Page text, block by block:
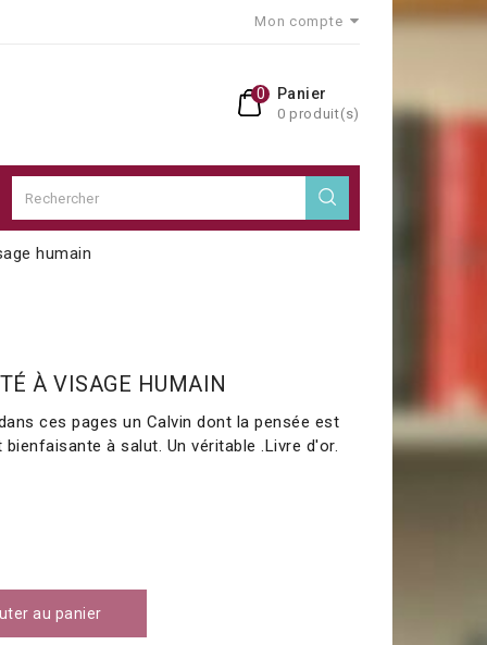
Mon compte
Panier
0 produit(s)
0
humain
À VISAGE HUMAIN
ces pages un Calvin dont la pensée est
à salut. Un véritable .Livre d'or.
au panier